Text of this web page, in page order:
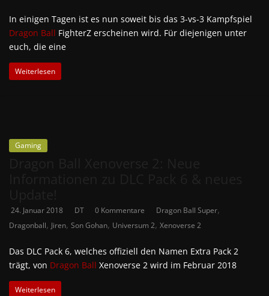
In einigen Tagen ist es nun soweit bis das 3-vs-3 Kampfspiel
Dragon Ball FighterZ erscheinen wird. Für diejenigen unter
euch, die eine
Weiterlesen
Gaming
24. Januar 2018 DT 0 Kommentare Dragon Ball Super,
Dragonball, Jiren, Son Gohan, Universum 2, Xenoverse 2
Das DLC Pack 6, welches offiziell den Namen Extra Pack 2
trägt, von Dragon Ball Xenoverse 2 wird im Februar 2018
Weiterlesen